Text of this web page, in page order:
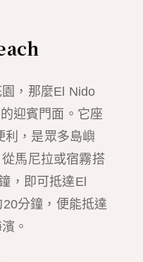
，那麼El Nido
迎賓門面。它座
利，是眾多島嶼
馬尼拉或宿霧搭
，即可抵達El
分鐘，便能抵達
。